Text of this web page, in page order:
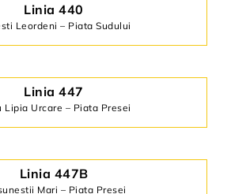
Linia 440
Leordeni – Piata Sudului
Linia 447
Lipia Urcare – Piata Presei
Linia 447B
Mari – Piata Presei